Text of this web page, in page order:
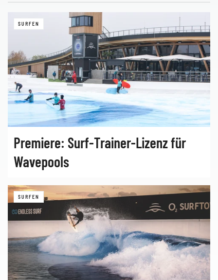
SURFEN
Premiere: Surf‑Trainer‑Lizenz für
Wavepools
SURFEN